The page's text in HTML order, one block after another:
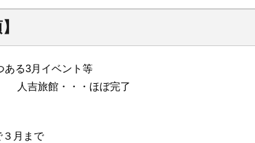
ある3月イベント等
人吉旅館・・・ほぼ完了
月まで